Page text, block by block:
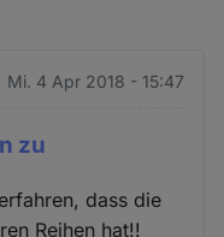
Mi. 4 Apr 2018 - 15:47
zu
dass die
Reihen hat!!